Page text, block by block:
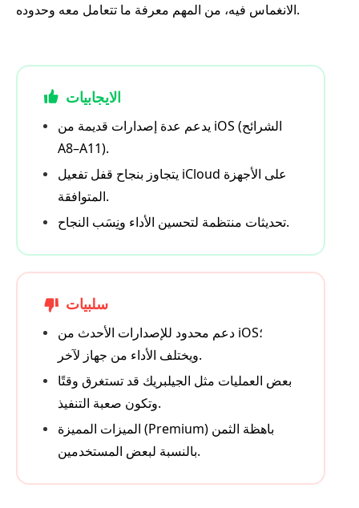
الانغماس فيه، من المهم معرفة ما تتعامل معه وحدوده.
الايجابيات
يدعم عدة إصدارات قديمة من iOS (الشرائح
A8–A11).
يتجاوز بنجاح قفل تفعيل iCloud على الأجهزة
المتوافقة.
تحديثات منتظمة لتحسين الأداء ونِسَب النجاح.
سلبيات
دعم محدود للإصدارات الأحدث من iOS؛
ويختلف الأداء من جهاز لآخر.
بعض العمليات مثل الجيلبريك قد تستغرق وقتًا
وتكون صعبة التنفيذ.
الميزات المميزة (Premium) باهظة الثمن
بالنسبة لبعض المستخدمين.